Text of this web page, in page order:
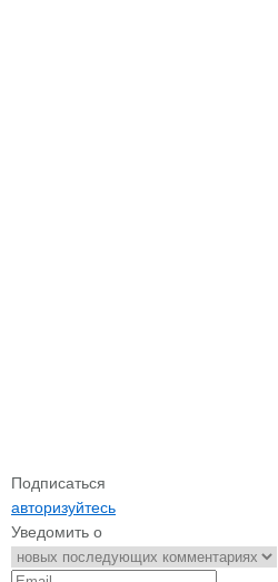
Подписаться
авторизуйтесь
Уведомить о